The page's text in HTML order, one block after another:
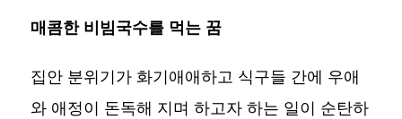
매콤한 비빔국수를 먹는 꿈
집안 분위기가 화기애애하고 식구들 간에 우애
와 애정이 돈독해 지며 하고자 하는 일이 순탄하